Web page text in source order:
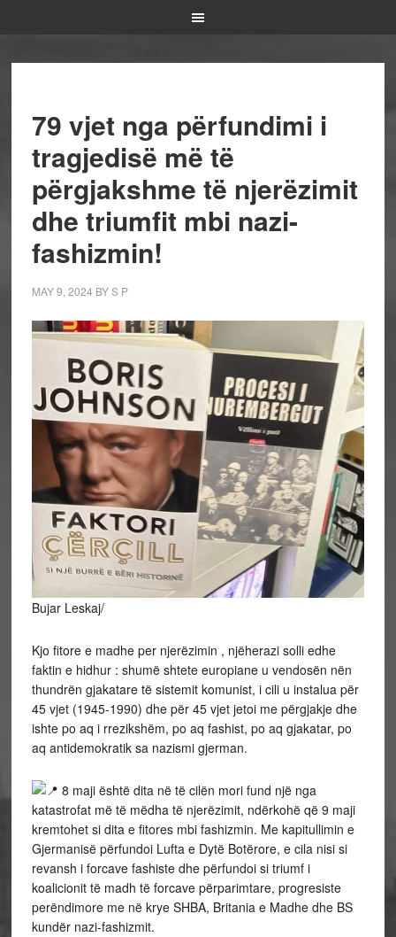
79 vjet nga përfundimi i
tragjedisë më të
përgjakshme të njerëzimit
dhe triumfit mbi nazi-
fashizmin!
MAY 9, 2024 BYS P
Bujar Leskaj/
Kjo fitore e madhe per njerëzimin , njëherazi solli edhe
faktin e hidhur : shumë shtete europiane u vendosën nën
thundrën gjakatare të sistemit komunist, i cili u instalua për
45 vjet (1945-1990) dhe për 45 vjet jetoi me përgjakje dhe
ishte po aq i rrezikshëm, po aq fashist, po aq gjakatar, po
aq antidemokratik sa nazismi gjerman.
8 maji është dita në të cilën mori fund një nga
katastrofat më të mëdha të njerëzimit, ndërkohë që 9 maji
kremtohet si dita e fitores mbi fashizmin. Me kapitullimin e
Gjermanisë përfundoi Lufta e Dytë Botërore, e cila nisi si
revansh i forcave fashiste dhe përfundoi si triumf i
koalicionit të madh të forcave përparimtare, progresiste
perëndimore me në krye SHBA, Britania e Madhe dhe BS
kundër nazi-fashizmit.